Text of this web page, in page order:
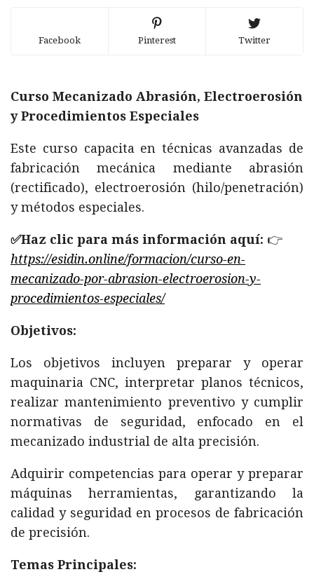
Facebook Pinterest Twitter
Curso Mecanizado Abrasión, Electroerosión
y Procedimientos Especiales
Este curso capacita en técnicas avanzadas de
fabricación mecánica mediante abrasión
(rectificado), electroerosión (hilo/penetración)
y métodos especiales.
✅Haz clic para más información aquí: 👉
https://esidin.online/formacion/curso-en-
mecanizado-por-abrasion-electroerosion-y-
procedimientos-especiales/
Objetivos:
Los objetivos incluyen preparar y operar
maquinaria CNC, interpretar planos técnicos,
realizar mantenimiento preventivo y cumplir
normativas de seguridad, enfocado en el
mecanizado industrial de alta precisión.
Adquirir competencias para operar y preparar
máquinas herramientas, garantizando la
calidad y seguridad en procesos de fabricación
de precisión.
Temas Principales: